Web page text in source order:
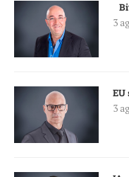
3
EU
3